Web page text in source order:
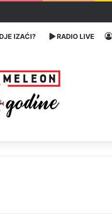
na nastavnike i đake
IZAĆI? RADIO LIVE